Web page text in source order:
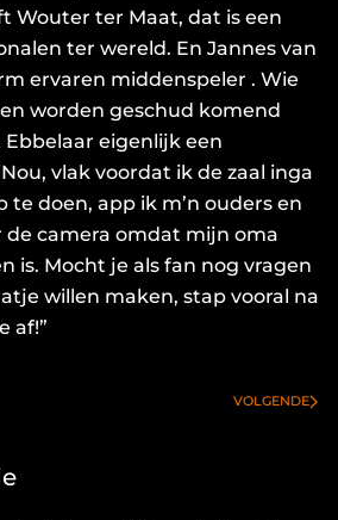
Wouter ter Maat, dat is een
ter wereld. En Jannes van
ervaren middenspeler . Wie
worden geschud komend
Ebbelaar eigenlijk een
vlak voordat ik de zaal inga
doen, app ik m’n ouders en
de camera omdat mijn oma
is. Mocht je als fan nog vragen
willen maken, stap vooral na
af!”
VOLGENDE